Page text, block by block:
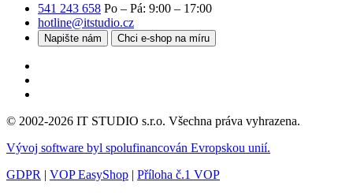
541 243 658 Po – Pá: 9:00 – 17:00
hotline@itstudio.cz
Napište nám Chci e-shop na míru
© 2002-2026 IT STUDIO s.r.o. Všechna práva vyhrazena.
Vývoj software byl spolufinancován Evropskou unií.
GDPR | VOP EasyShop | Příloha č.1 VOP